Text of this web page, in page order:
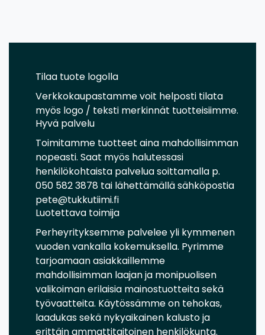
Tilaa tuote logolla
Verkkokaupastamme voit helposti tilata
myös logo / teksti merkinnät tuotteisiimme.
Hyvä palvelu
Toimitamme tuotteet aina mahdollisimman
nopeasti. Saat myös halutessasi
henkilökohtaista palvelua soittamalla p.
050 582 3878 tai lähettämällä sähköpostia
pete@tukkutiimi.fi
Luotettava toimija
Perheyrityksemme palvelee yli kymmenen
vuoden vankalla kokemuksella. Pyrimme
tarjoamaan asiakkaillemme
mahdollisimman laajan ja monipuolisen
valikoiman erilaisia mainostuotteita sekä
työvaatteita. Käytössämme on tehokas,
laadukas sekä nykyaikainen kalusto ja
erittäin ammattitaitoinen henkilökunta.